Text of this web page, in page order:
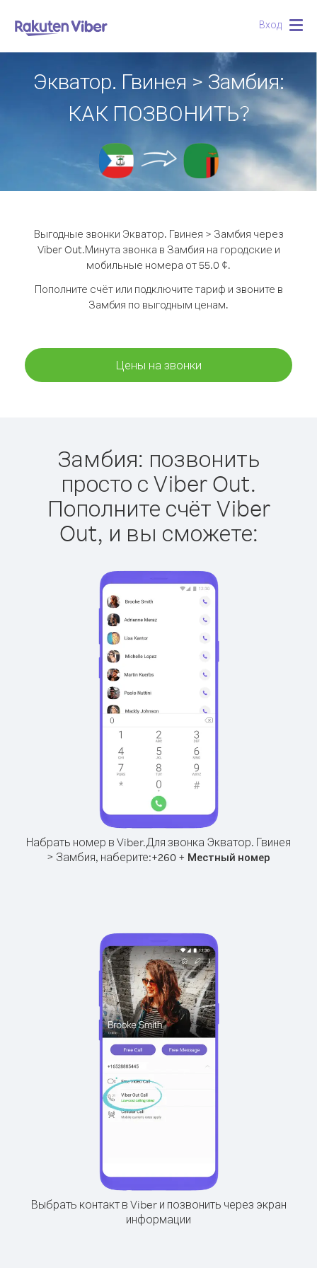
Вход
Экватор. Гвинея > Замбия:
КАК ПОЗВОНИТЬ?
Выгодные звонки Экватор. Гвинея > Замбия через
Viber Out.Минута звонка в Замбия на городские и
мобильные номера от 55.0 ¢.
Пополните счёт или подключите тариф и звоните в
Замбия по выгодным ценам.
Цены на звонки
Замбия: позвонить
просто с Viber Out.
Пополните счёт Viber
Out, и вы сможете:
Набрать номер в Viber.Для звонка Экватор. Гвинея
> Замбия, наберите:+260 + Местный номер
Выбрать контакт в Viber и позвонить через экран
информации